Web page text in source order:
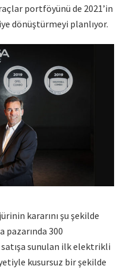
portföyünü de 2021’in
dönüştürmeyi planlıyor.
kararını şu şekilde
pazarında 300
sunulan ilk elektrikli
kusursuz bir şekilde